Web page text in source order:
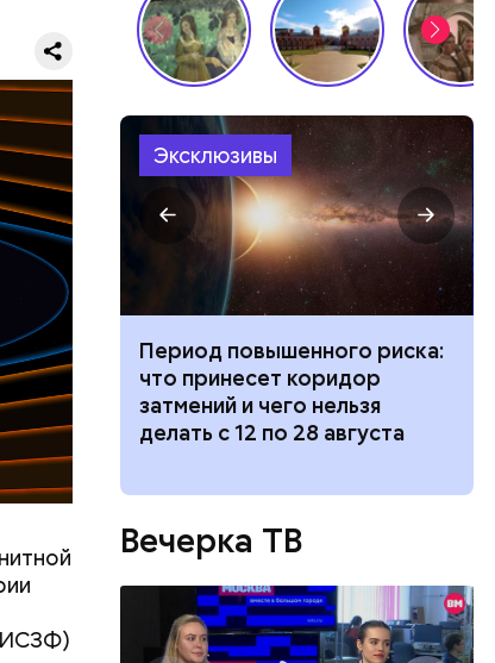
Эксклюзивы
из
с
Период повышенного риска:
что принесет коридор
затмений и чего нельзя
делать с 12 по 28 августа
Вечерка ТВ